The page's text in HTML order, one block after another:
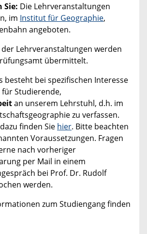
Sie: Die Lehrveranstaltungen
im Institut für Geographie,
angeboten.
der Lehrveranstaltungen werden
übermittelt.
besteht bei spezifischen Interesse
Studierende,
an unserem Lehrstuhl, d.h. im
zu verfassen.
finden Sie hier. Bitte beachten
Voraussetzungen. Fragen
nach vorheriger
per Mail in einem
bei Prof. Dr. Rudolf
werden.
zum Studiengang finden